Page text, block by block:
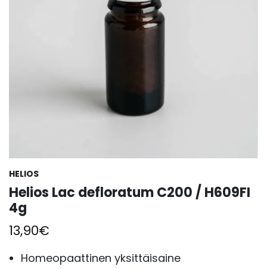
HELIOS
Helios Lac defloratum C200 / H609FI
4g
13,90€
Homeopaattinen yksittäisaine